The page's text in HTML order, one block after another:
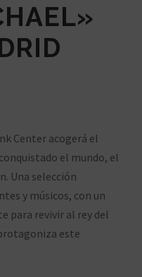
Center acogerá el
el mundo, el
Una selección
y músicos, con un
para revivir al rey del
este